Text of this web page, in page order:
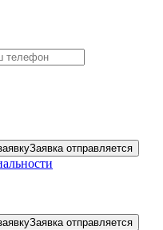
Заявка отправляется
Заявка отправляется